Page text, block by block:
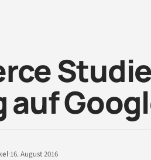
auf
·16. August 2016